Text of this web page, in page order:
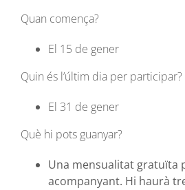
Quan comença?
El 15 de gener
Quin és l’últim dia per participar?
El 31 de gener
Què hi pots guanyar?
Una mensualitat gratuïta
acompanyant. Hi haurà